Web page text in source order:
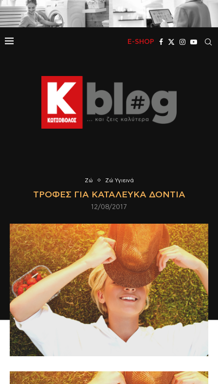
E-SHOP
Ζώ Ζώ Υγιεινά
ΤΡΟΦΈΣ ΓΙΑ ΚΑΤΆΛΕΥΚΑ ΔΌΝΤΙΑ
12/08/2017